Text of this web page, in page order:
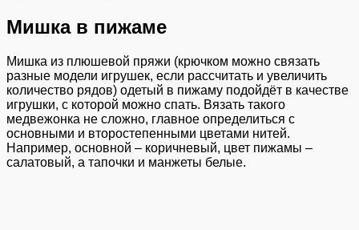
Мишка в пижаме
Мишка из плюшевой пряжи (крючком можно связать
разные модели игрушек, если рассчитать и увеличить
количество рядов) одетый в пижаму подойдёт в качестве
игрушки, с которой можно спать. Вязать такого
медвежонка не сложно, главное определиться с
основными и второстепенными цветами нитей.
Например, основной – коричневый, цвет пижамы –
салатовый, а тапочки и манжеты белые.